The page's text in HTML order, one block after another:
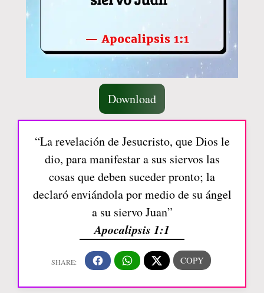
Download
“La revelación de Jesucristo, que Dios le
dio, para manifestar a sus siervos las
cosas que deben suceder pronto; la
declaró enviándola por medio de su ángel
a su siervo Juan”
Apocalipsis 1:1